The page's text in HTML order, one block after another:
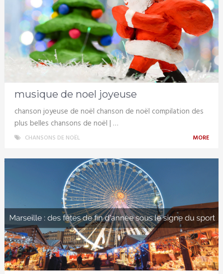
musique de noel joyeuse
chanson joyeuse de noël chanson de noël compilation des
plus belles chansons de noël | …
CHANSONS DE NOËL MORE